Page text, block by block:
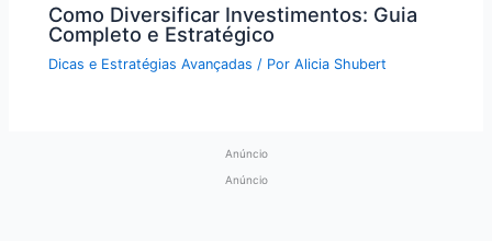
Como Diversificar Investimentos: Guia
Completo e Estratégico
Dicas e Estratégias Avançadas / PorAlicia Shubert
Anúncio
Anúncio